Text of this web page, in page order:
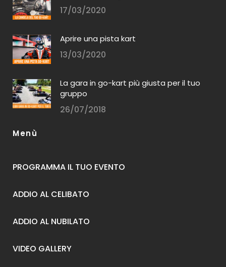
17/03/2020
Aprire una pista kart
13/03/2020
La gara in go-kart più giusta per il tuo
gruppo
26/07/2018
Menù
PROGRAMMA IL TUO EVENTO
ADDIO AL CELIBATO
ADDIO AL NUBILATO
VIDEO GALLERY